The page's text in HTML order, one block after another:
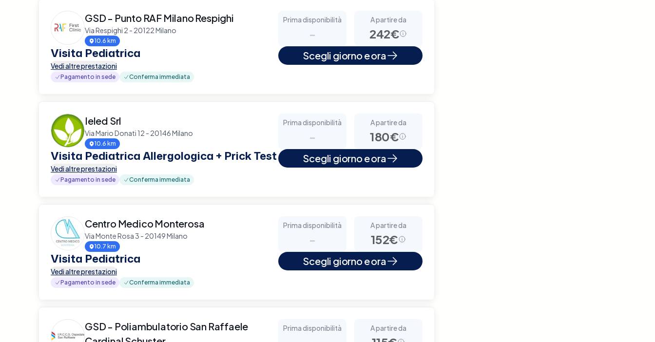
GSD - Punto RAF Milano Respighi
Via Respighi 2 - 20122 Milano
10.6 km
Visita Pediatrica
Vedi altre prestazioni
Pagamento in sede Conferma immediata
Prima disponibilità
-
A partire da
242€
Scegli giorno e ora
Ieled Srl
Via Mario Donati 12 - 20146 Milano
10.6 km
Visita Pediatrica Allergologica + Prick Test
Vedi altre prestazioni
Pagamento in sede Conferma immediata
Prima disponibilità
-
A partire da
180€
Scegli giorno e ora
Centro Medico Monterosa
Via Monte Rosa 3 - 20149 Milano
10.7 km
Visita Pediatrica
Vedi altre prestazioni
Pagamento in sede Conferma immediata
Prima disponibilità
-
A partire da
152€
Scegli giorno e ora
GSD - Poliambulatorio San Raffaele
Prima disponibilità A partire da